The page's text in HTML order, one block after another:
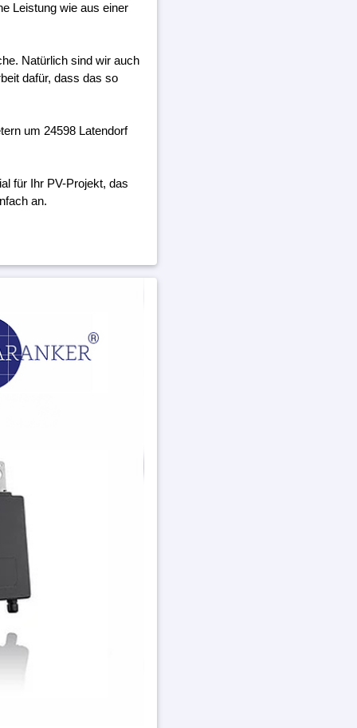
Leistung wie aus einer
Natürlich sind wir auch
dafür, dass das so
um 24598 Latendorf
für Ihr PV-Projekt, das
an.